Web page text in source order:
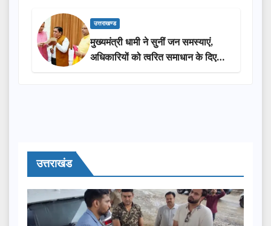
उत्तराखण्ड
मुख्यमंत्री धामी ने सुनीं जन समस्याएं,
अधिकारियों को त्वरित समाधान के दिए
निर्देश
उत्तराखंड